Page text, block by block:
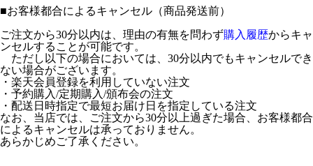
■お客様都合によるキャンセル（商品発送前）
ご注文から30分以内は、理由の有無を問わず購入履歴からキャ
ンセルすることが可能です。
ただし以下の場合においては、30分以内でもキャンセルでき
ない場合がございます。
・楽天会員登録を利用していない注文
・予約購入/定期購入/頒布会の注文
・配送日時指定で最短お届け日を指定している注文
なお、当店では、ご注文から30分以上過ぎた場合、お客様都合
によるキャンセルは承っておりません。
あらかじめご了承ください。